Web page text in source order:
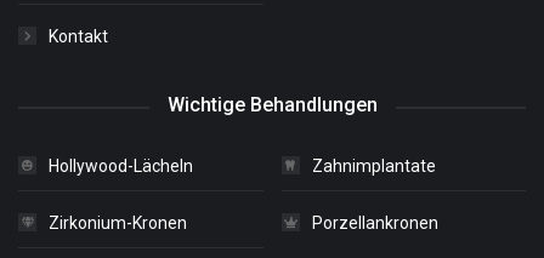
Kontakt
Wichtige Behandlungen
Hollywood-Lächeln Zahnimplantate
Zirkonium-Kronen Porzellankronen